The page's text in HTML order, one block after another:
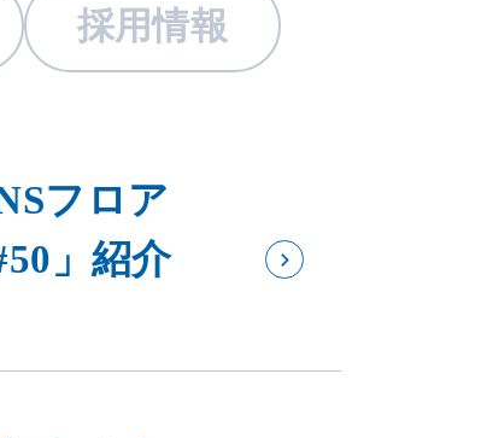
採用情報
フロア
」紹介